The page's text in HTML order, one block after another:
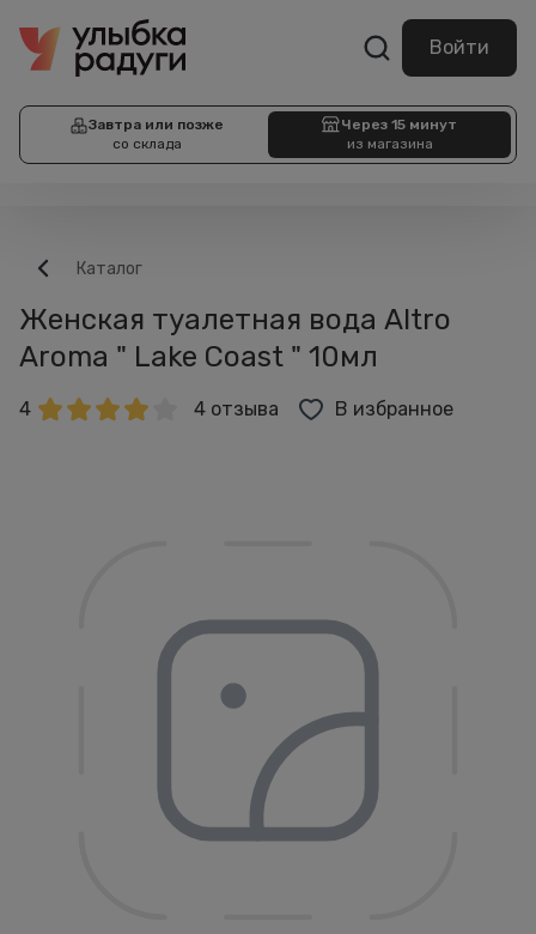
Войти
Завтра или позже
со склада
Через 15 минут
из магазина
Каталог
Женская туалетная вода Altro
Aroma " Lake Coast " 10мл
4 4 отзыва В избранное